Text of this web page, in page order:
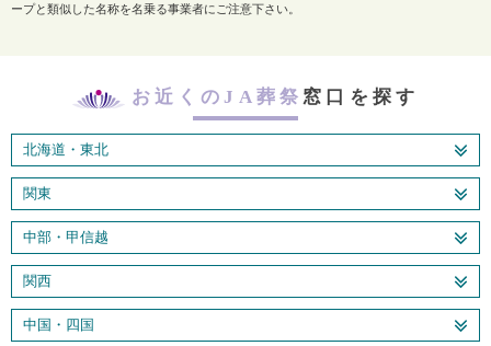
ープと類似した名称を名乗る事業者にご注意下さい。
お近くのJA葬祭 窓口を探す
北海道・東北
関東
中部・甲信越
関西
中国・四国